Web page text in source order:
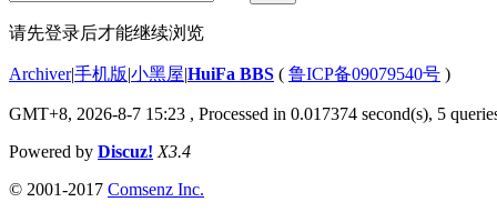
请先登录后才能继续浏览
Archiver|手机版|小黑屋|HuiFa BBS ( 鲁ICP备09079540号 )
GMT+8, 2026-8-7 15:23 , Processed in 0.017374 second(s), 5
Powered by Discuz! X3.4
© 2001-2017 Comsenz Inc.